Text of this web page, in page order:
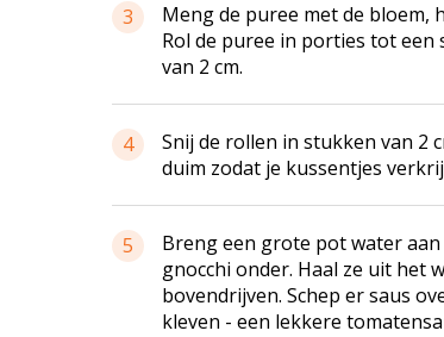
3
Meng de puree met de bloem,
Rol de puree in porties tot een
van 2 cm.
4
Snij de rollen in stukken van 2
duim zodat je kussentjes
5
Breng een grote pot water
gnocchi onder. Haal ze uit het
bovendrijven. Schep er saus
kleven - een lekkere